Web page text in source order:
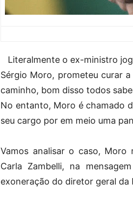
Literalmente o ex-ministro
Sérgio Moro, prometeu curar
caminho, bom disso todos
No entanto, Moro é chamado
seu cargo por em meio uma
Vamos analisar o caso, Moro
Carla Zambelli, na
exoneração do diretor geral da